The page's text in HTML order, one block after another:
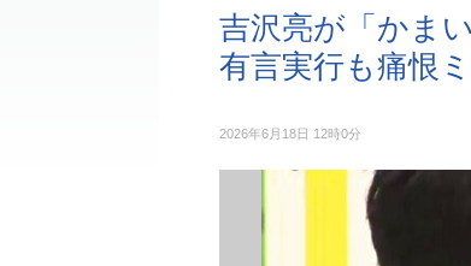
吉沢亮が「かま
有言実行も痛恨
2026年6月18日 12時0分